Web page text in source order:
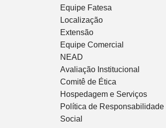
Equipe Fatesa
Localização
Extensão
Equipe Comercial
NEAD
Avaliação Institucional
Comitê de Ética
Hospedagem e Serviços
Política de Responsabilidade
Social